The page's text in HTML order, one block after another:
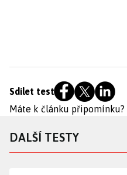
Sdílet test
Máte k článku připomínku?
DALŠÍ TESTY